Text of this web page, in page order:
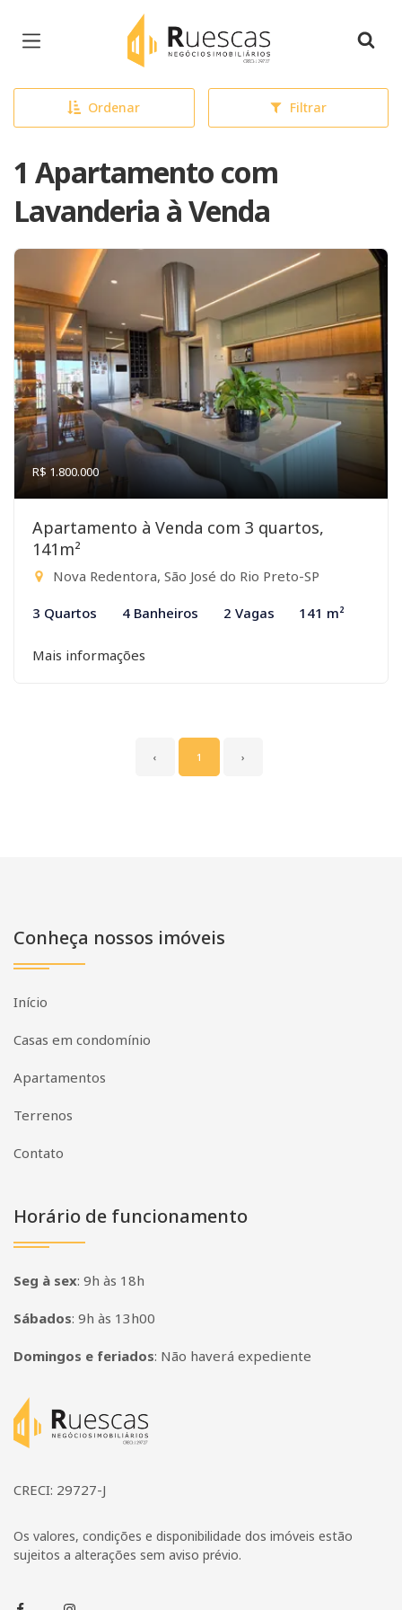
Página inicial
Ordenar Filtrar
1 Apartamento com
Lavanderia à Venda
R$ 1.800.000
Apartamento à Venda com 3 quartos,
141m²
Nova Redentora, São José do Rio Preto-SP
3 Quartos 4 Banheiros 2 Vagas 141 m²
Mais informações
‹ 1 ›
Conheça nossos imóveis
Início
Casas em condomínio
Apartamentos
Terrenos
Contato
Horário de funcionamento
Seg à sex: 9h às 18h
Sábados: 9h às 13h00
Domingos e feriados: Não haverá expediente
Página inicial
CRECI: 29727-J
Os valores, condições e disponibilidade dos imóveis estão
sujeitos a alterações sem aviso prévio.